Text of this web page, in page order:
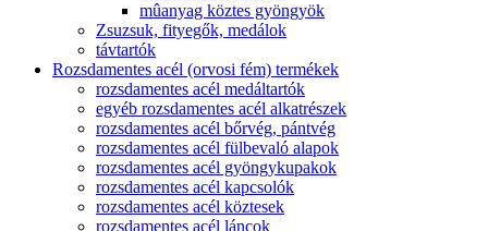
mûanyag köztes gyöngyök
Zsuzsuk, fityegők, medálok
távtartók
Rozsdamentes acél (orvosi fém) termékek
rozsdamentes acél medáltartók
egyéb rozsdamentes acél alkatrészek
rozsdamentes acél bőrvég, pántvég
rozsdamentes acél fülbevaló alapok
rozsdamentes acél gyöngykupakok
rozsdamentes acél kapcsolók
rozsdamentes acél köztesek
rozsdamentes acél láncok